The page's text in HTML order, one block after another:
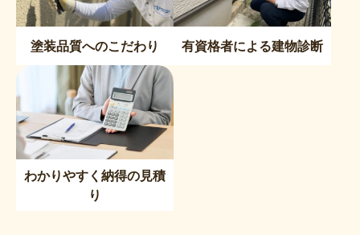
塗装品質へのこだわり 有資格者による建物診断
わかりやすく納得の見積
り